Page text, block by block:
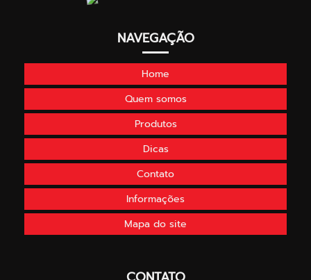
NAVEGAÇÃO
Home
Quem somos
Produtos
Dicas
Contato
Informações
Mapa do site